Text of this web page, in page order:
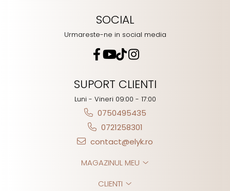
SOCIAL
Urmareste-ne in social media
SUPORT CLIENTI
Luni - Vineri 09:00 - 17:00
0750495435
0721258301
contact@elyk.ro
MAGAZINUL MEU
CLIENTI